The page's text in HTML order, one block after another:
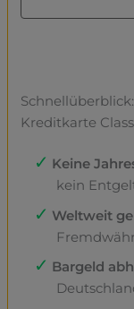
Kreditkarte
Keine
kein
Weltweit
Bargeld